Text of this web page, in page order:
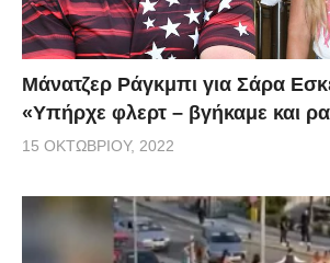
Μάνατζερ Ράγκμπι για Σάρα
«Υπήρχε φλερτ – βγήκαμε και
15 ΟΚΤΩΒΡΊΟΥ, 2022